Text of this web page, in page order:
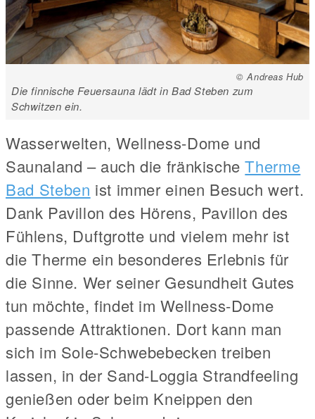
© Andreas Hub
Die finnische Feuersauna lädt in Bad Steben zum
Schwitzen ein.
Wasserwelten, Wellness-Dome und
Saunaland – auch die fränkischeTherme
Bad Steben ist immer einen Besuch wert.
Dank Pavillon des Hörens, Pavillon des
Fühlens, Duftgrotte und vielem mehr ist
die Therme ein besonderes Erlebnis für
die Sinne. Wer seiner Gesundheit Gutes
tun möchte, findet im Wellness-Dome
passende Attraktionen. Dort kann man
sich im Sole-Schwebebecken treiben
lassen, in der Sand-Loggia Strandfeeling
genießen oder beim Kneippen den